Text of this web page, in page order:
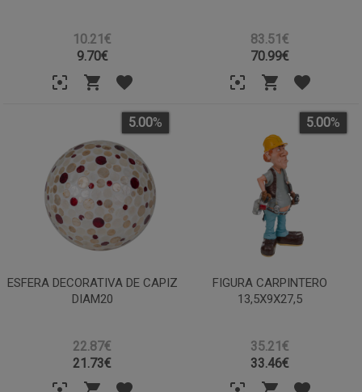
10.21€
9.70€
83.51€
70.99€
ESFERA DECORATIVA DE CAPIZ
DIAM20
22.87€
5.00%
21.73€
FIGURA CARPINTERO
13,5X9X27,5
35.21€
5.00%
33.46€